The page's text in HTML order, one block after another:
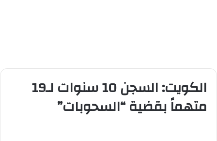
الكويت: السجن 10 سنوات لـ19
متهماً بقضية “السحوبات”